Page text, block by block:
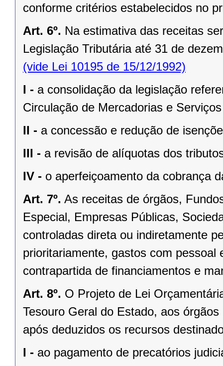
conforme critérios estabelecidos no
Art. 6º. Na estimativa das receitas
Legislação Tributária até 31 de
(vide Lei 10195 de 15/12/1992)
I - a consolidação da legislação
Circulação de Mercadorias e
II - a concessão e redução de
III - a revisão de alíquotas dos
IV - o aperfeiçoamento da cobrança
Art. 7º. As receitas de órgãos,
Especial, Empresas Públicas,
controladas direta ou indiretamente
prioritariamente, gastos com
contrapartida de financiamentos e
Art. 8º. O Projeto de Lei
Tesouro Geral do Estado, aos
após deduzidos os recursos
I - ao pagamento de precatórios